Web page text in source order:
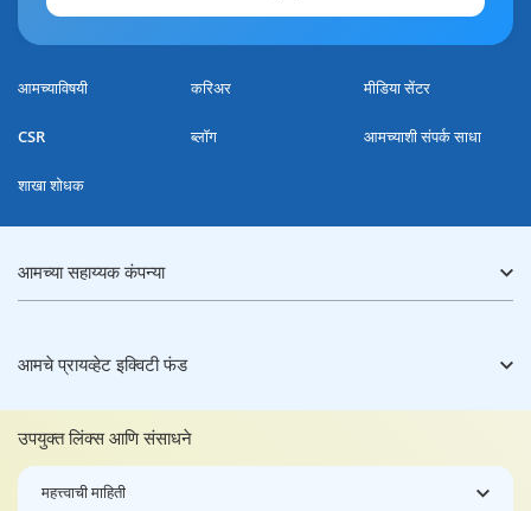
आमच्याविषयी करिअर मीडिया सेंटर
CSR ब्लॉग आमच्याशी संपर्क साधा
शाखा शोधक
आमच्या सहाय्यक कंपन्या
आमचे प्रायव्हेट इक्विटी फंड
उपयुक्त लिंक्स आणि संसाधने
महत्त्वाची माहिती